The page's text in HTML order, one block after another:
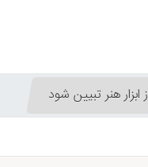
هنر تبیین شود